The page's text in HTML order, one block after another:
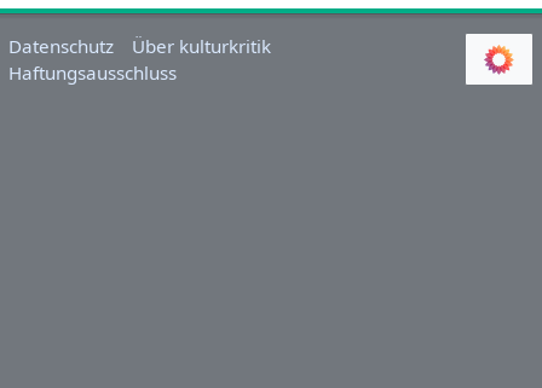
a
i
2
Datenschutz
Über kulturkritik
Haftungsausschluss